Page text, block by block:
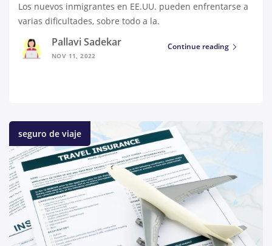
Los nuevos inmigrantes en EE.UU. pueden enfrentarse a
varias dificultades, sobre todo a la.
Pallavi Sadekar
NOV 11, 2022
Continue reading
seguro de viaje